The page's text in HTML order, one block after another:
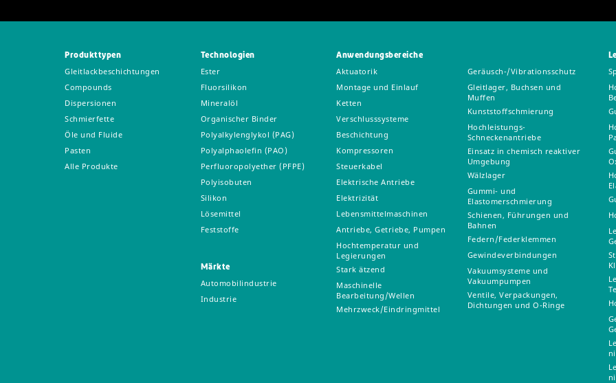
Produkttypen
Gleitlackbeschichtungen
Compounds
Dispersionen
Schmierfette
Öle und Fluide
Pasten
Alle Produkte
Technologien
Ester
Fluorsilikon
Mineralöl
Organischer Binder
Polyalkylenglykol (PAG)
Polyalphaolefin (PAO)
Perfluoropolyether (PFPE)
Polyisobuten
Silikon
Lösemittel
Feststoffe
Märkte
Automobilindustrie
Industrie
Anwendungsbereiche
Aktuatorik
Montage und Einlauf
Ketten
Verschlusssysteme
Beschichtung
Kompressoren
Steuerkabel
Elektrische Antriebe
Elektrizität
Lebensmittelmaschinen
Antriebe, Getriebe, Pumpen
Hochtemperatur und
Legierungen
Stark ätzend
Maschinelle
Bearbeitung/Wellen
Mehrzweck/Eindringmittel
Geräusch-/Vibrationsschutz
Gleitlager, Buchsen und
Muffen
Kunststoffschmierung
Hochleistungs-
Schneckenantriebe
Einsatz in chemisch reaktiver
Umgebung
Wälzlager
Gummi- und
Elastomerschmierung
Schienen, Führungen und
Bahnen
Federn/Federklemmen
Gewindeverbindungen
Vakuumsysteme und
Vakuumpumpen
Ventile, Verpackungen,
Dichtungen und O-Ringe